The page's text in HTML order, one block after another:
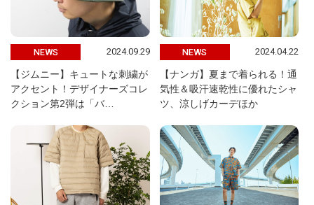
NEWS 2024.09.29
【ジムニー】キュートな刺繍が
アクセント！デザイナーズコレ
クション第2弾は「バ…
NEWS 2024.04.22
【ナンガ】夏まで着られる！通
気性＆吸汗速乾性に優れたシャ
ツ、涼しげカーデほか